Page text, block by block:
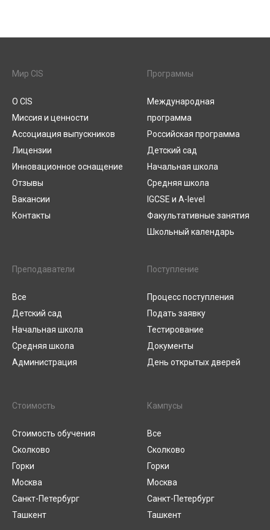
Мир CIS
О CIS
Миссия и ценности
Ассоциация выпускников
Лицензии
Инновационное оснащение
Отзывы
Вакансии
Контакты
Программы
Международная
программа
Российская программа
Детский сад
Начальная школа
Средняя школа
IGCSE и A-level
Факультативные занятия
Школьный календарь
Преподаватели
Все
Детский сад
Начальная школа
Средняя школа
Администрация
Поступление
Процесс поступления
Подать заявку
Тестирование
Документы
День открытых дверей
Стоимость
Стоимость обучения
Сколково
Горки
Москва
Санкт-Петербург
Ташкент
Кампусы
Все
Сколково
Горки
Москва
Санкт-Петербург
Ташкент